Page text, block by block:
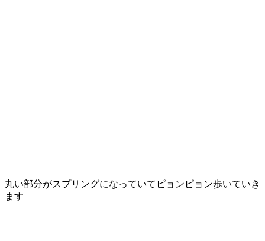
丸い部分がスプリングになっていてピョンピョン歩いていき
ます